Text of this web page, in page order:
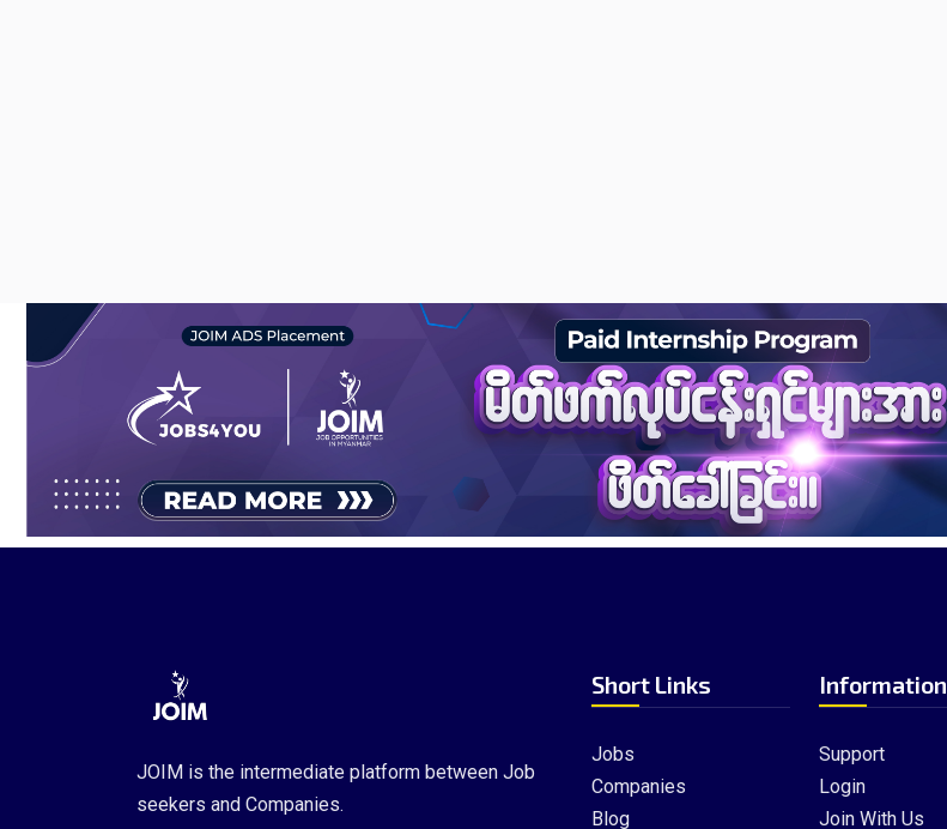
JOIM is the intermediate platform between Job
seekers and Companies.
Short Links
Jobs
Companies
Blog
Information
Support
Login
Join With Us